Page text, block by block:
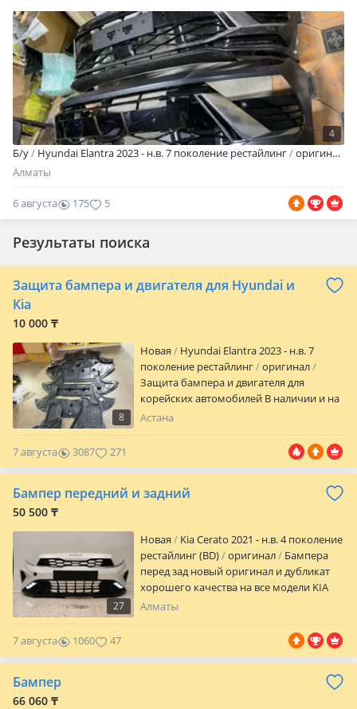
4
Б/y Hyundai Elantra 2023 - н.в. 7 поколение рестайлинг оригинал
Алматы
6 августа 175 5
Результаты поиска
Защита бампера и двигателя для Hyundai и
Кia
10 000 ₸
8
Новая
Hyundai Elantra 2023 - н.в. 7
поколение рестайлинг
оригинал
Защита бампера и двигателя для
корейских автомобилей В наличии и на
заказ Большой Ассортимент запчастей
оформить в Рассрочку Адрес Кобда 2/1
1этаж Е12 График работы без обеда и
выходных
Астана
7 августа 3087 271
Бампер передний и задний
50 500 ₸
27
Новая
Kia Cerato 2021 - н.в. 4 поколение
рестайлинг (BD)
оригинал
Бампера
перед зад новый оригинал и дубликат
хорошего качества на все модели KIA
HYUNDAI. За актуальной ценой
Алматы
7 августа 1060 47
Бампер
66 060 ₸